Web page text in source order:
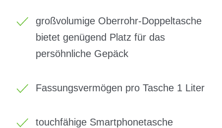
großvolumige Oberrohr-Doppeltasche
bietet genügend Platz für das
persöhnliche Gepäck
Fassungsvermögen pro Tasche 1 Liter
touchfähige Smartphonetasche